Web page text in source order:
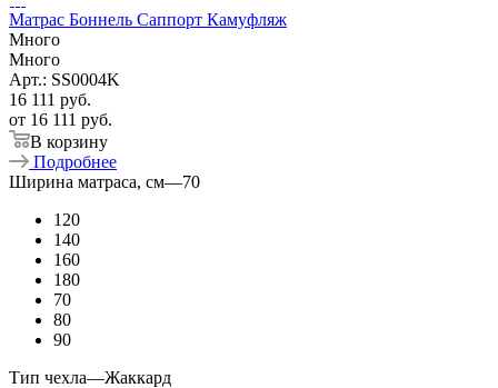
Матрас Боннель Саппорт Камуфляж
Много
Много
Арт.: SS0004K
16 111 руб.
от 16 111 руб.
В корзину
Подробнее
Ширина матраса, см—70
120
140
160
180
70
80
90
Тип чехла—Жаккард